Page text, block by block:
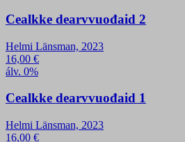
Cealkke dearvvuođaid 2
Helmi Länsman, 2023
16,00 €
álv. 0%
Cealkke dearvvuođaid 1
Helmi Länsman, 2023
16,00 €